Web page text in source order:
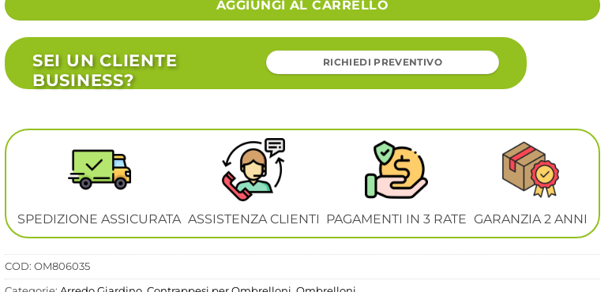
AGGIUNGI AL CARRELLO
SEI UN CLIENTE
BUSINESS?
RICHIEDI PREVENTIVO
SPEDIZIONE ASSICURATA ASSISTENZA CLIENTI PAGAMENTI IN 3 RATE GARANZIA 2 ANNI
COD: OM806035